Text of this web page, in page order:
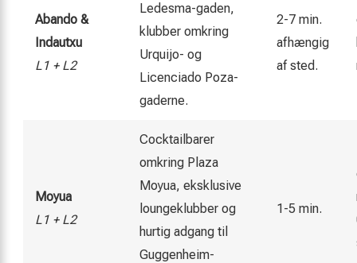
Abando &
Indautxu
L1 + L2
Ledesma-gaden,
klubber omkring
Urquijo- og
Licenciado Poza-
gaderne.
2-7 min.
afhængig
af sted.
Moyua
L1 + L2
Cocktailbarer
omkring Plaza
Moyua, eksklusive
loungeklubber og
hurtig adgang til
Guggenheim-
1-5 min.